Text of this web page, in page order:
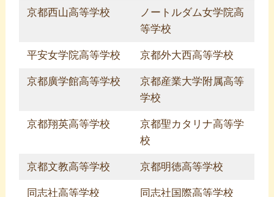
京都西山高等学校
ノートルダム女学院高
等学校
平安女学院高等学校 京都外大西高等学校
京都廣学館高等学校
京都産業大学附属高等
学校
京都翔英高等学校
京都聖カタリナ高等学
校
京都文教高等学校 京都明徳高等学校
同志社高等学校 同志社国際高等学校